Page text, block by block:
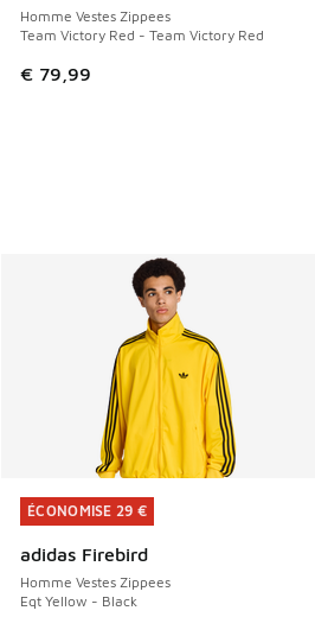
Homme Vestes Zippees
Team Victory Red - Team Victory Red
€ 79,99
ÉCONOMISE 29 €
adidas Firebird
Homme Vestes Zippees
Eqt Yellow - Black
ÉCONOMISE 29 €